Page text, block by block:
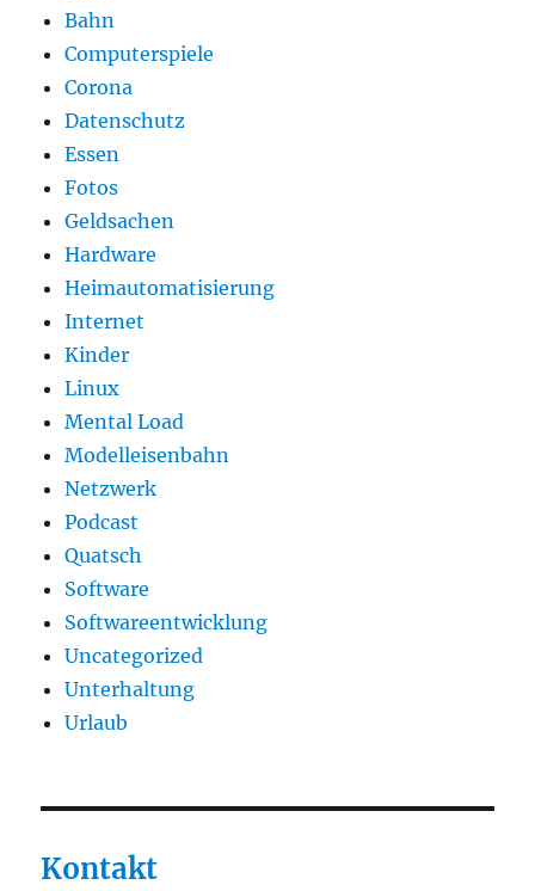
Bahn
Computerspiele
Corona
Datenschutz
Essen
Fotos
Geldsachen
Hardware
Heimautomatisierung
Internet
Kinder
Linux
Mental Load
Modelleisenbahn
Netzwerk
Podcast
Quatsch
Software
Softwareentwicklung
Uncategorized
Unterhaltung
Urlaub
Kontakt